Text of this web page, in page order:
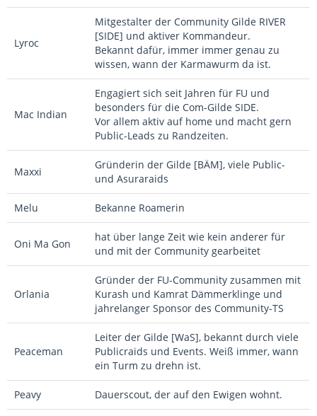
Lyroc
Mitgestalter der Community Gilde RIVER
[SIDE] und aktiver Kommandeur.
Bekannt dafür, immer immer genau zu
wissen, wann der Karmawurm da ist.
Mac Indian
Engagiert sich seit Jahren für FU und
besonders für die Com-Gilde SIDE.
Vor allem aktiv auf home und macht gern
Public-Leads zu Randzeiten.
Maxxi
Gründerin der Gilde [BÄM], viele Public-
und Asuraraids
Melu Bekanne Roamerin
Oni Ma Gon
hat über lange Zeit wie kein anderer für
und mit der Community gearbeitet
Orlania
Gründer der FU-Community zusammen mit
Kurash und Kamrat Dämmerklinge und
jahrelanger Sponsor des Community-TS
Peaceman
Leiter der Gilde [WaS], bekannt durch viele
Publicraids und Events. Weiß immer, wann
ein Turm zu drehn ist.
Peavy Dauerscout, der auf den Ewigen wohnt.